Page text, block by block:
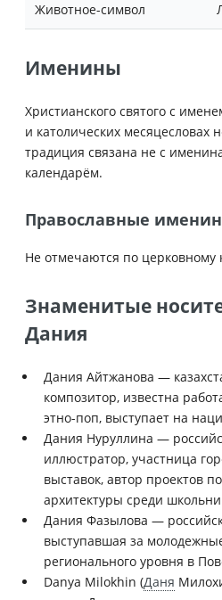
Животное-символ
Именины
Христианского святого с
и католических месяцесловах
традиция связана не с
календарём.
Православные
Не отмечаются по церковному
Знаменитые
Дания
Дания Айтжанова —
композитор, известна
этно-поп, выступает на
Дания Нуруллина —
иллюстратор, участница
выставок, автор проектов
архитектуры среди
Дания Фазылова —
выступавшая за
регионального уровня в
Danya Milokhin (Даня